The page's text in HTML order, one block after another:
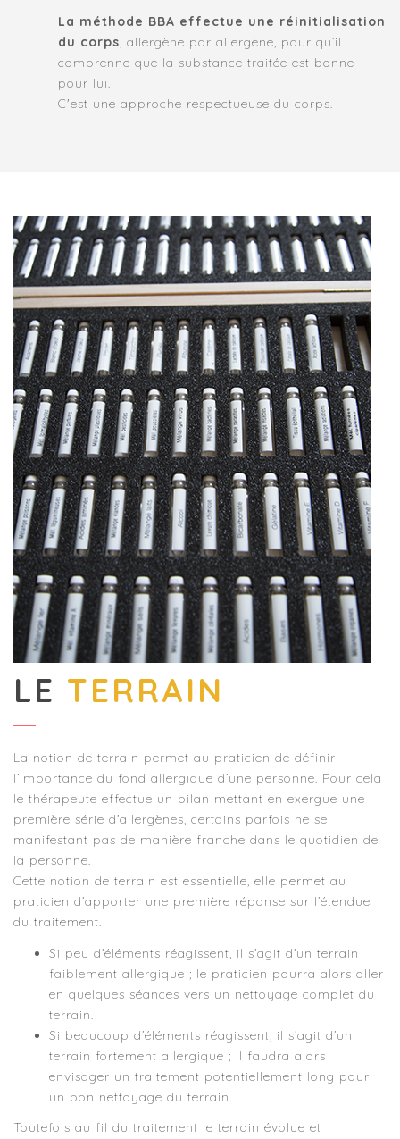
La méthode BBA effectue une réinitialisation
du corps, allergène par allergène, pour qu’il
comprenne que la substance traitée est bonne
pour lui.
C'est une approche respectueuse du corps.
LE TERRAIN
La notion de terrain permet au praticien de définir
l’importance du fond allergique d’une personne. Pour cela
le thérapeute effectue un bilan mettant en exergue une
première série d’allergènes, certains parfois ne se
manifestant pas de manière franche dans le quotidien de
la personne.
Cette notion de terrain est essentielle, elle permet au
praticien d’apporter une première réponse sur l’étendue
du traitement.
Si peu d’éléments réagissent, il s’agit d’un terrain
faiblement allergique ; le praticien pourra alors aller
en quelques séances vers un nettoyage complet du
terrain.
Si beaucoup d’éléments réagissent, il s’agit d’un
terrain fortement allergique ; il faudra alors
envisager un traitement potentiellement long pour
un bon nettoyage du terrain.
Toutefois au fil du traitement le terrain évolue et